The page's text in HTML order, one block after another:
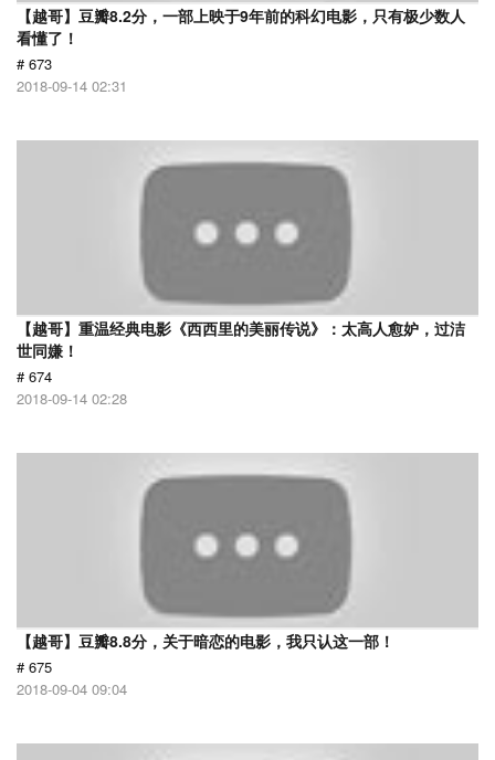
【越哥】豆瓣8.2分，一部上映于9年前的科幻电影，只有极少数人
看懂了！
# 673
2018-09-14 02:31
【越哥】重温经典电影《西西里的美丽传说》：太高人愈妒，过洁
世同嫌！
# 674
2018-09-14 02:28
【越哥】豆瓣8.8分，关于暗恋的电影，我只认这一部！
# 675
2018-09-04 09:04